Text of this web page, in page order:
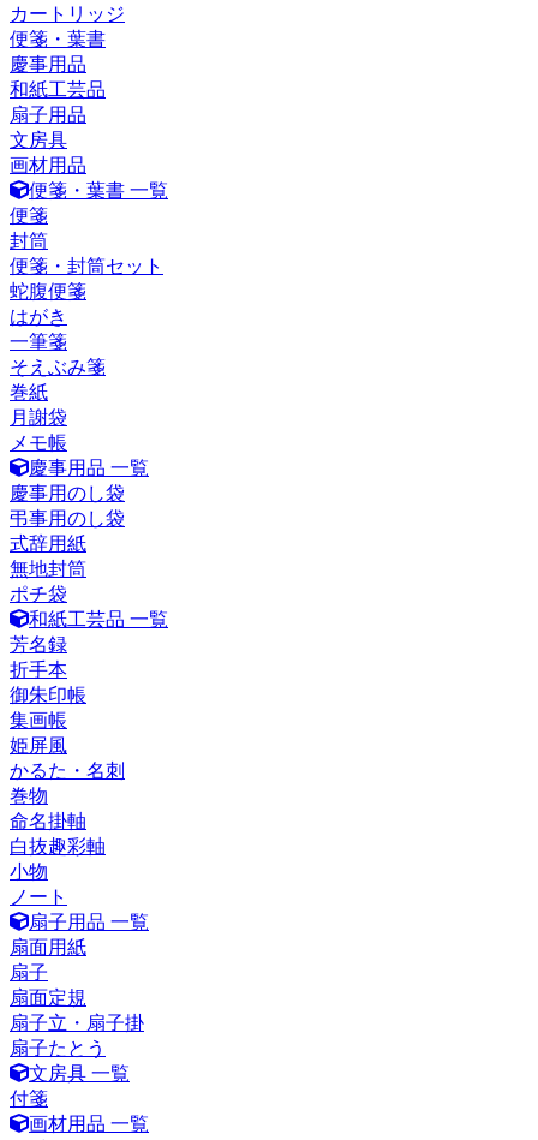
カートリッジ
便箋・葉書
慶事用品
和紙工芸品
扇子用品
文房具
画材用品
便箋・葉書 一覧
便箋
封筒
便箋・封筒セット
蛇腹便箋
はがき
一筆箋
そえぶみ箋
巻紙
月謝袋
メモ帳
慶事用品 一覧
慶事用のし袋
弔事用のし袋
式辞用紙
無地封筒
ポチ袋
和紙工芸品 一覧
芳名録
折手本
御朱印帳
集画帳
姫屏風
かるた・名刺
巻物
命名掛軸
白抜趣彩軸
小物
ノート
扇子用品 一覧
扇面用紙
扇子
扇面定規
扇子立・扇子掛
扇子たとう
文房具 一覧
付箋
画材用品 一覧